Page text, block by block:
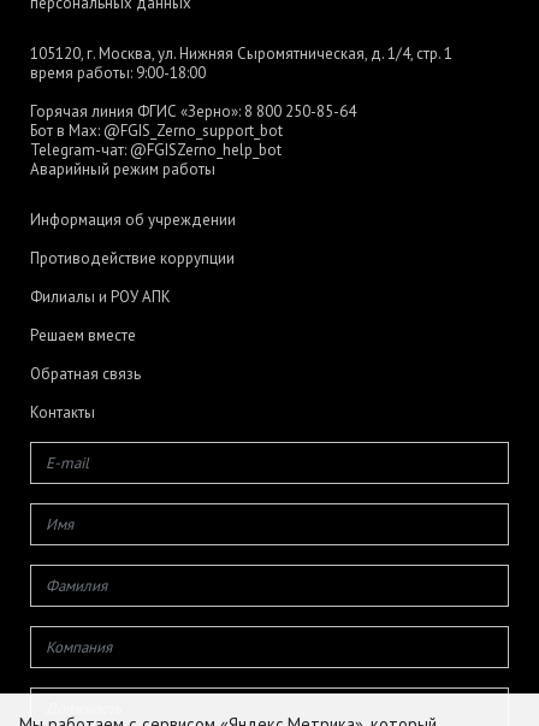
105120, г. Москва, ул. Нижняя Сыромятническая, д. 1/4, стр. 1
время работы: 9:00-18:00
Горячая линия ФГИС «Зерно»: 8 800 250-85-64
Бот в Max: @FGIS_Zerno_support_bot
Telegram-чат: @FGISZerno_help_bot
Аварийный режим работы
Информация об учреждении
Противодействие коррупции
Филиалы и РОУ АПК
Решаем вместе
Обратная связь
Контакты